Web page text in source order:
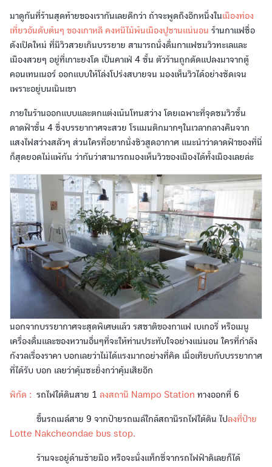
มาดูกันที่ร้านสุดท้ายของเรากันเลยดีกว่า ถ้าจะพูดถึงอีกหนึ่งในเมืองท่อง
เที่ยวอันดับต้นๆ ของเกาหลี คงหนีไม้พ้นเมืองปูซานแน่นอน ร้านกาแฟชื่อ
ดังเปิดใหม่ ที่มีวิวสวยเกินบรรยาย สามารถนั่งดื่มกาแฟชมวิวทะเลและ
เมืองสวยๆ อยู่ที่เกาะยงโด เป็นคาเฟ่ 4 ชั้น ตัวร้านถูกดัดแปลงมาจากตู้
คอนเทนเนอร์ ออกแบบให้โล่งโปร่งสบายจน มองเห็นวิวได้อย่างชัดเจน
เพราะอยู่บนเนินเขา
ภายในร้านออกแบบและตกแต่งเน้นโทนสว่าง โดยเฉพาะที่จุดชมวิวชั้น
ดาดฟ้าชั้น 4 ซึ่งบรรยากาศจะสวย โรแมนติกมากๆในเวลากลางคืนจาก
แสงไฟสว่างสลัวๆ ส่วนใครที่อยากนั่งชิวสูดอากาศ แนะนำว่าดาดฟ้าของที่นี่
ก็สุดยอดไม่แพ้กัน ว่ากันว่าสามารถมองเห็นวิวของเมืองได้ทั้งเมืองเลยล่ะ
นอกจากบรรยากาศจะสุดพิเศษแล้ว รสชาติของกาแฟ เบเกอรี่ หรือเมนู
เครื่องดื่มและของหวานอื่นๆที่จะให้ท่านประทับใจอย่างแน่นอน ใครที่กำลัง
กังวลเรื่องราคา บอกเลยว่าไม่ได้แรงมากอย่างที่คิด เมื่อเทียบกับบรรยากาศ
ที่ได้รับ บอก เลยว่าคุ้มซะยิ่งกว่าคุ้มเสียอีก
พิกัด : รถไฟใต้ดินสาย 1 ลงสถานี Nampo Station ทางออกที่ 6
ขึ้นรถเมล์สาย 9 จากป้ายรถเมล์ใกล้สถานีรถไฟใต้ดิน ไปลงที่ป้าย
Lotte Nakcheondae bus stop.
ร้านจะอยู่ด้านซ้ายมือ หรือจะนั่งแท็กซี่จากรถไฟฟ้าดิเลยก็ได้